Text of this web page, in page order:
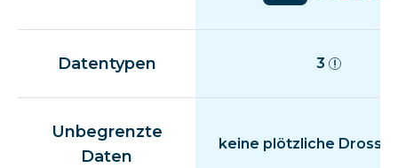
Datentypen 3
Unbegrenzte
Daten
keine plötzliche